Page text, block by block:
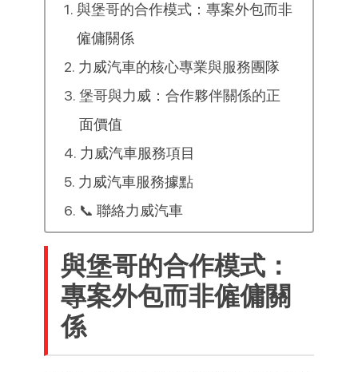
與堡哥的合作模式：專案外包而非
僱傭關係
力威汽車的核心專業與服務團隊
堡哥與力威：合作夥伴關係的正
面價值
力威汽車服務項目
力威汽車服務據點
📞 聯絡力威汽車
與堡哥的合作模式：
專案外包而非僱傭關
係